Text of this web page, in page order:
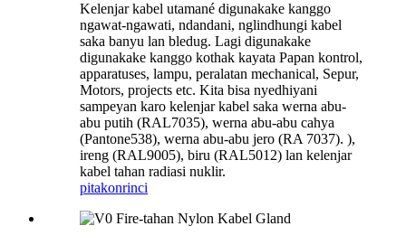
Kelenjar kabel utamané digunakake kanggo
ngawat-ngawati, ndandani, nglindhungi kabel
saka banyu lan bledug. Lagi digunakake
digunakake kanggo kothak kayata Papan kontrol,
apparatuses, lampu, peralatan mechanical, Sepur,
Motors, projects etc. Kita bisa nyedhiyani
sampeyan karo kelenjar kabel saka werna abu-
abu putih (RAL7035), werna abu-abu cahya
(Pantone538), werna abu-abu jero (RA 7037). ),
ireng (RAL9005), biru (RAL5012) lan kelenjar
kabel tahan radiasi nuklir.
pitakonrinci